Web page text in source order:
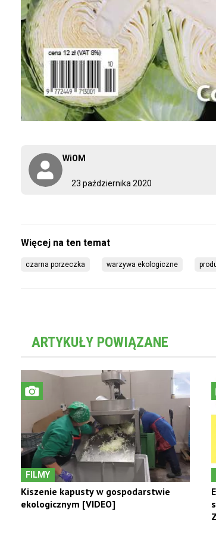
23 października 2020
WiOM
czarna porzeczka warzywa ekologiczne
ARTYKUŁY POWIĄZANE
FILMY
Kiszenie kapusty w gospodarstwie
ekologicznym [VIDEO]